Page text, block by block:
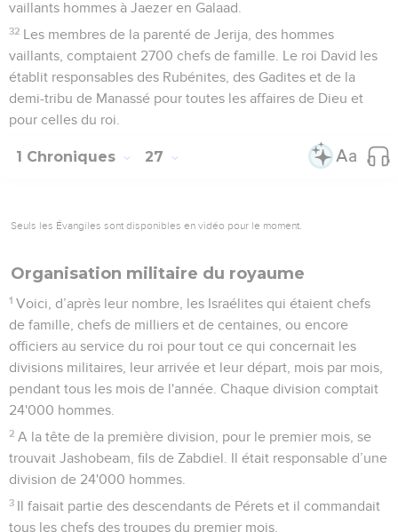
vaillants hommes à Jaezer en Galaad.
32 Les membres de la parenté de Jerija, des hommes
vaillants, comptaient 2700 chefs de famille. Le roi David les
établit responsables des Rubénites, des Gadites et de la
demi-tribu de Manassé pour toutes les affaires de Dieu et
pour celles du roi.
1 Chroniques 27
Seuls les Évangiles sont disponibles en vidéo pour le moment.
Organisation militaire du royaume
1 Voici, d’après leur nombre, les Israélites qui étaient chefs
de famille, chefs de milliers et de centaines, ou encore
officiers au service du roi pour tout ce qui concernait les
divisions militaires, leur arrivée et leur départ, mois par mois,
pendant tous les mois de l'année. Chaque division comptait
24'000 hommes.
2 A la tête de la première division, pour le premier mois, se
trouvait Jashobeam, fils de Zabdiel. Il était responsable d’une
division de 24'000 hommes.
3 Il faisait partie des descendants de Pérets et il commandait
tous les chefs des troupes du premier mois.